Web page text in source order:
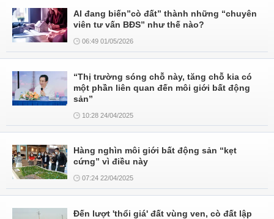
AI đang biến”cò đất” thành những “chuyên
viên tư vấn BĐS” như thế nào?
06:49 01/05/2026
“Thị trường sóng chỗ này, tăng chỗ kia có
một phần liên quan đến môi giới bất động
sản”
10:28 24/04/2025
Hàng nghìn môi giới bất động sản “kẹt
cứng” vì điều này
07:24 22/04/2025
Đến lượt 'thổi giá' đất vùng ven, cò đất lập